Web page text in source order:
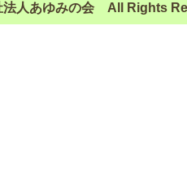
法人あゆみの会 All Rights